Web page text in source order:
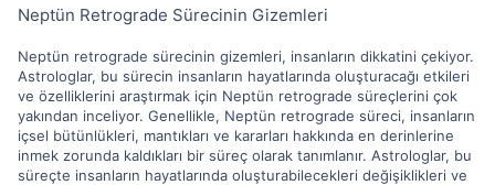
Neptün Retrograde Sürecinin Gizemleri
Neptün retrograde sürecinin gizemleri, insanların dikkatini çekiyor.
Astrologlar, bu sürecin insanların hayatlarında oluşturacağı etkileri
ve özelliklerini araştırmak için Neptün retrograde süreçlerini çok
yakından inceliyor. Genellikle, Neptün retrograde süreci, insanların
içsel bütünlükleri, mantıkları ve kararları hakkında en derinlerine
inmek zorunda kaldıkları bir süreç olarak tanımlanır. Astrologlar, bu
süreçte insanların hayatlarında oluşturabilecekleri değişiklikleri ve